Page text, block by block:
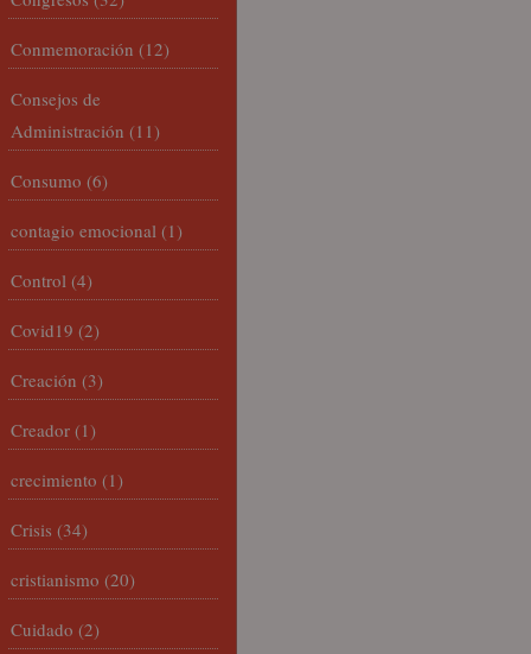
Conmemoración (12)
Consejos de
Administración (11)
Consumo (6)
contagio emocional (1)
Control (4)
Covid19 (2)
Creación (3)
Creador (1)
crecimiento (1)
Crisis (34)
cristianismo (20)
Cuidado (2)